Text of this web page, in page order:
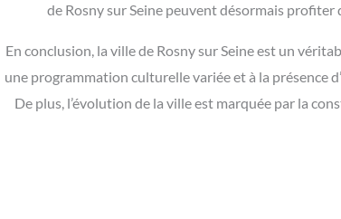
de Rosny sur Seine peuvent désormais profiter
En conclusion, la ville de Rosny sur Seine est un
une programmation culturelle variée et à la présence
De plus, l’évolution de la ville est marquée par la